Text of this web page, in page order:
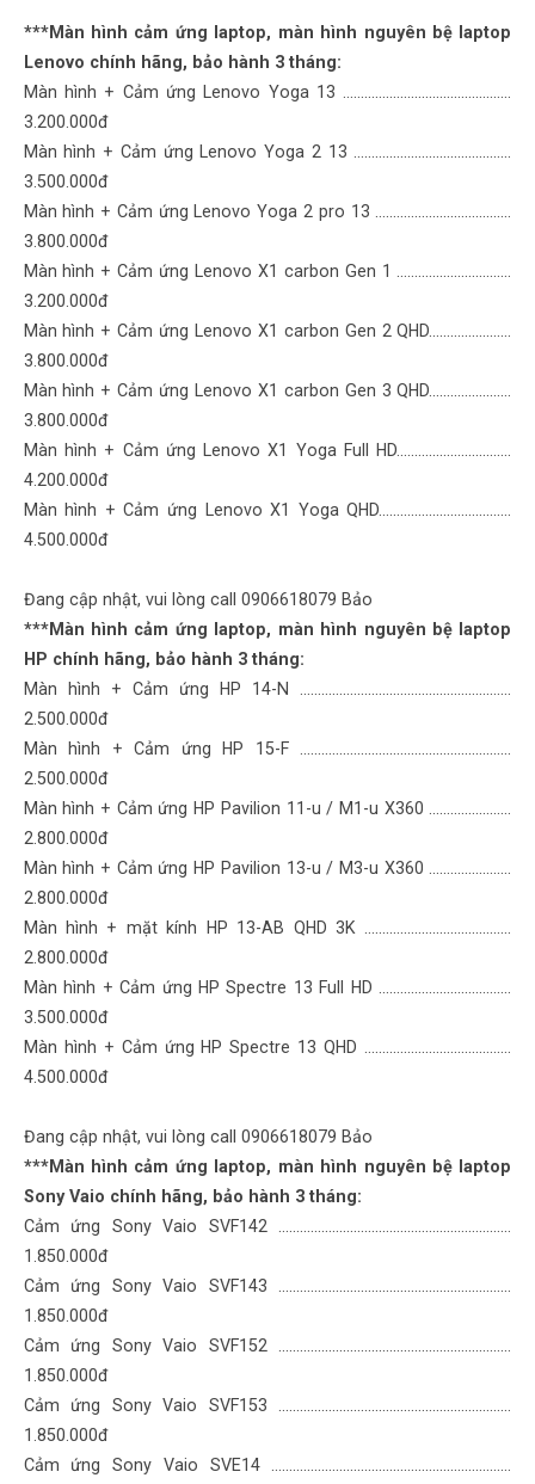
***Màn hình cảm ứng laptop, màn hình nguyên bệ laptop
Lenovo chính hãng, bảo hành 3 tháng:
Màn hình + Cảm ứng Lenovo Yoga 13 ……………......................….……
3.200.000đ
Màn hình + Cảm ứng Lenovo Yoga 2 13 ……………......................….…
3.500.000đ
Màn hình + Cảm ứng Lenovo Yoga 2 pro 13 ……………....................…
3.800.000đ
Màn hình + Cảm ứng Lenovo X1 carbon Gen 1 ………....................…
3.200.000đ
Màn hình + Cảm ứng Lenovo X1 carbon Gen 2 QHD....................…
3.800.000đ
Màn hình + Cảm ứng Lenovo X1 carbon Gen 3 QHD....................…
3.800.000đ
Màn hình + Cảm ứng Lenovo X1 Yoga Full HD.............................…
4.200.000đ
Màn hình + Cảm ứng Lenovo X1 Yoga QHD..................................…
4.500.000đ
Đang cập nhật, vui lòng call 0906618079 Bảo
***Màn hình cảm ứng laptop, màn hình nguyên bệ laptop
HP chính hãng, bảo hành 3 tháng:
Màn hình + Cảm ứng HP 14-N ……………..................................….……
2.500.000đ
Màn hình + Cảm ứng HP 15-F ……………..................................….……
2.500.000đ
Màn hình + Cảm ứng HP Pavilion 11-u / M1-u X360 ...............…..…
2.800.000đ
Màn hình + Cảm ứng HP Pavilion 13-u / M3-u X360 ...............…..…
2.800.000đ
Màn hình + mặt kính HP 13-AB QHD 3K .................................…..…
2.800.000đ
Màn hình + Cảm ứng HP Spectre 13 Full HD .............................…..…
3.500.000đ
Màn hình + Cảm ứng HP Spectre 13 QHD .................................…..…
4.500.000đ
Đang cập nhật, vui lòng call 0906618079 Bảo
***Màn hình cảm ứng laptop, màn hình nguyên bệ laptop
Sony Vaio chính hãng, bảo hành 3 tháng:
Cảm ứng Sony Vaio SVF142 .............................………………………………
1.850.000đ
Cảm ứng Sony Vaio SVF143 .............................………………………………
1.850.000đ
Cảm ứng Sony Vaio SVF152 .............................………………………………
1.850.000đ
Cảm ứng Sony Vaio SVF153 .............................………………………………
1.850.000đ
Cảm ứng Sony Vaio SVE14 ...............................………………………………